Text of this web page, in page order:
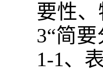
要性
3“简
1-1、 表